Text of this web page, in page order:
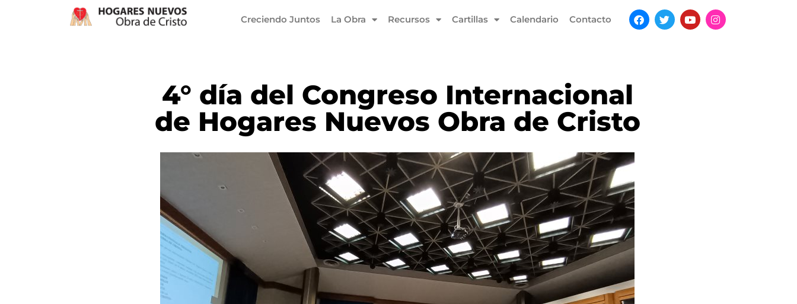
Creciendo Juntos La Obra Recursos Cartillas Calendario Contacto
4° día del Congreso Internacional
de Hogares Nuevos Obra de Cristo